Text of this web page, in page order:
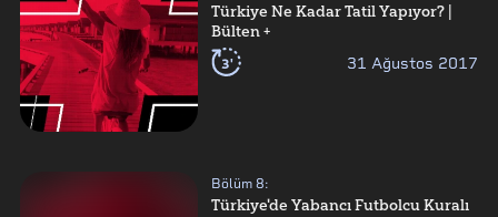
Türkiye Ne Kadar Tatil Yapıyor? |
Bülten +
3' 31 Ağustos 2017
Bölüm 8:
Türkiye'de Yabancı Futbolcu Kuralı